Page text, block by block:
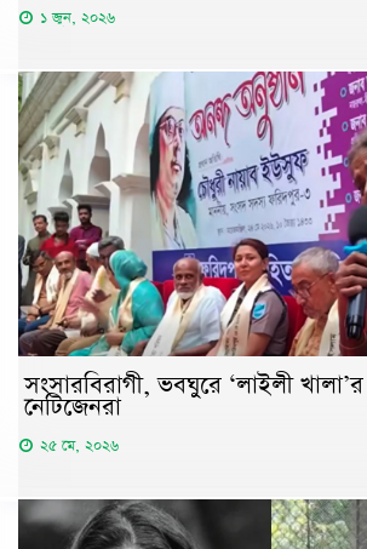
১ জুন, ২০২৬
সংসারবিরাগী, ভবঘুরে ‘লাইলী
নেটিজেনরা
২৫ মে, ২০২৬